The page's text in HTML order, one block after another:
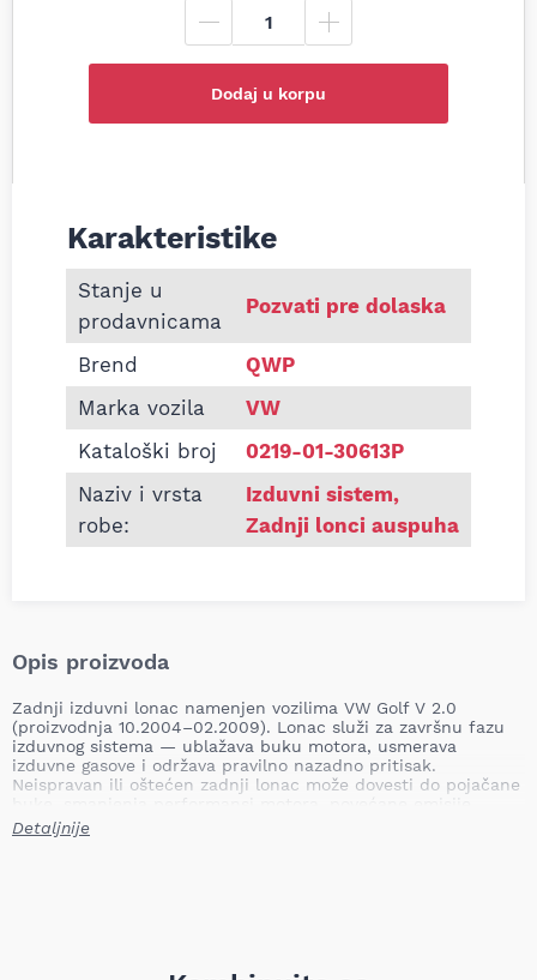
Dodaj u korpu
Informacije o Zadnji lonac auspuha VW Golf 5 2.0
Karakteristike
Stanje u
prodavnicama
Pozvati pre dolaska
Brend
QWP
Marka vozila
VW
Kataloški broj
0219-01-30613P
Naziv i vrsta
robe:
Izduvni sistem,
Zadnji lonci auspuha
Opis proizvoda
Zadnji izduvni lonac namenjen vozilima VW Golf V 2.0
(proizvodnja 10.2004–02.2009). Lonac služi za završnu fazu
izduvnog sistema — ublažava buku motora, usmerava
izduvne gasove i održava pravilno nazadno pritisak.
Neispravan ili oštećen zadnji lonac može dovesti do pojačane
buke, smanjenja performansi motora, povećane emisije
izduvnih gasova i mogućeg oštećenja drugih delova izduvnog
sistema ako se ne izvrši pravovremena zamena.
Detaljnije